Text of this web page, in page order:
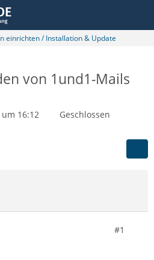
einrichten / Installation & Update
von 1und1-Mails
um 16:12
Geschlossen
#1